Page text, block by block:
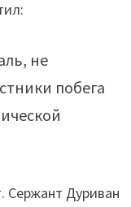
не
побега
Сержант Дуриван